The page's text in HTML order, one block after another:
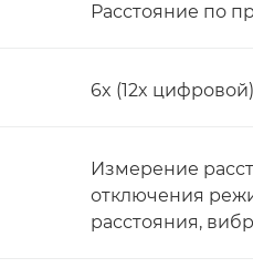
Расстояние по
6x (12x цифровой)
Измерение
отключения
расстояния,